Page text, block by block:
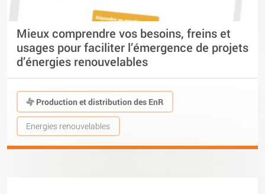
Mieux comprendre vos besoins, freins et
usages pour faciliter l’émergence de projets
d’énergies renouvelables
Production et distribution des EnR
Energies renouvelables